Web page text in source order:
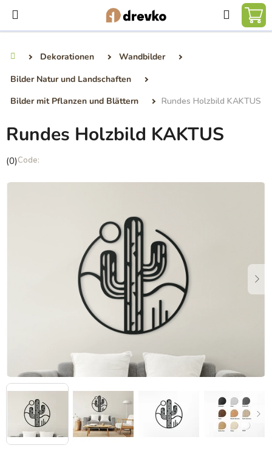
Inhalt
springen
Suchen
Dekorationen
Wandbilder
Bilder Natur und Landschaften
Bilder mit Pflanzen und Blättern
Rundes Holzbild KAKTUS
Rundes Holzbild KAKTUS
Die
Produktbewertung
(0)